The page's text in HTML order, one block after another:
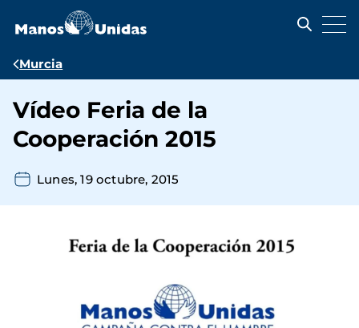
contenido
Ruta
navegación
Murcia
Vídeo Feria de la
Cooperación 2015
Lunes, 19 octubre, 2015